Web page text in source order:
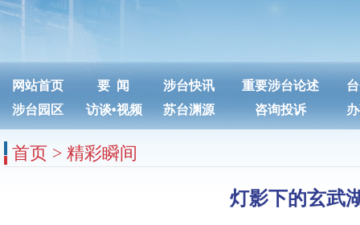
网站首页 要 闻 涉台快讯 重要涉台论述
涉台园区
访谈•视频 苏台渊源 咨询投诉
首页 > 精彩瞬间
灯影下的玄武